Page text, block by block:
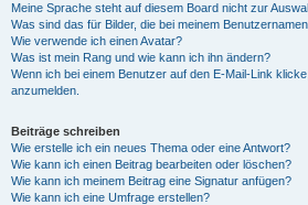
Meine Sprache steht auf diesem Board nicht zur
Was sind das für Bilder, die bei meinem
Wie verwende ich einen Avatar?
Was ist mein Rang und wie kann ich ihn ändern?
Wenn ich bei einem Benutzer auf den E-Mail-Link
anzumelden.
Beiträge schreiben
Wie erstelle ich ein neues Thema oder eine Antwort?
Wie kann ich einen Beitrag bearbeiten oder löschen?
Wie kann ich meinem Beitrag eine Signatur anfügen?
Wie kann ich eine Umfrage erstellen?